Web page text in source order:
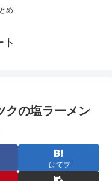
め
ト
クの塩ラーメン
はてブ